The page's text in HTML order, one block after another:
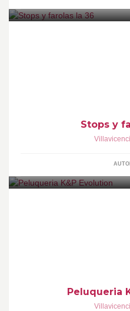
Stops y
Peluqueria